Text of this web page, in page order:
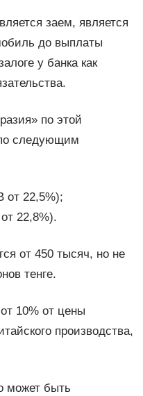
заем, является
до выплаты
у банка как
по этой
следующим
от 22,5%);
22,8%).
от 450 тысяч, но не
тенге.
10% от цены
производства,
может быть